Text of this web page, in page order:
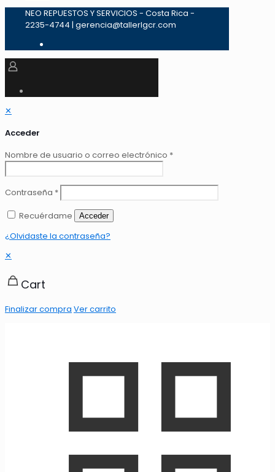
NEO REPUESTOS Y SERVICIOS - Costa Rica -
2235-4744 | gerencia@tallerlgcr.com
✕
Acceder
Nombre de usuario o correo electrónico *
Contraseña *
Recuérdame
Acceder
¿Olvidaste la contraseña?
✕
Cart
Finalizar compra Ver carrito